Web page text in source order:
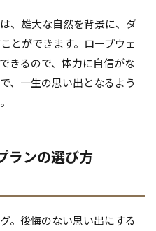
、雄大な自然を背景に、ダ
とができます。ロープウェ
きるので、体力に自信がな
、一生の思い出となるよう
ランの選び方
。後悔のない思い出にする